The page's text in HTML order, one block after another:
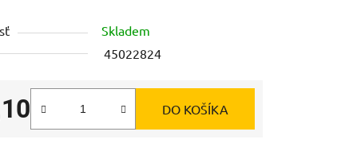
Skladem
45022824
cena:
DO KOŠÍKA